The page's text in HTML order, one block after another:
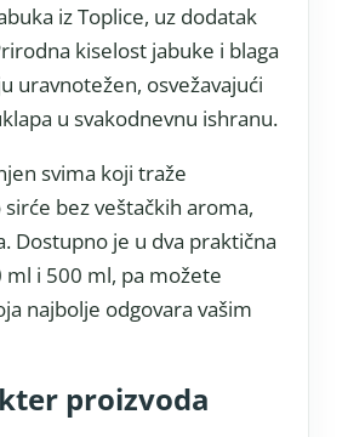
iz Toplice, uz dodatak
kiselost jabuke i blaga
uravnotežen, osvežavajući
u svakodnevnu ishranu.
svima koji traže
bez veštačkih aroma,
Dostupno je u dva praktična
ml i 500 ml, pa možete
najbolje odgovara vašim
proizvoda